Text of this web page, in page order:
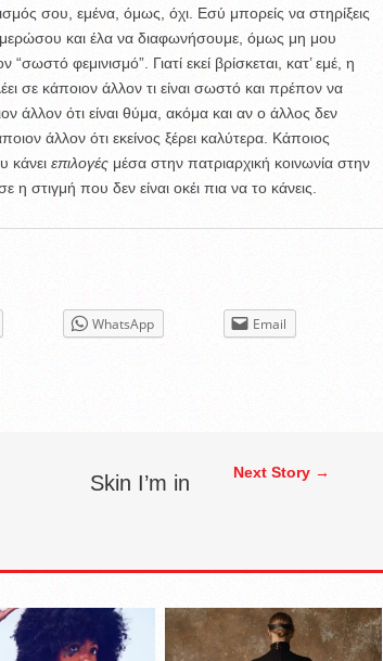
σου, εμένα, όμως, όχι. Εσύ μπορείς να στηρίξεις
και έλα να διαφωνήσουμε, όμως μη μου
φεμινισμό”. Γιατί εκεί βρίσκεται, κατ’ εμέ, η
σε κάποιον άλλον τι είναι σωστό και πρέπον να
άλλον ότι είναι θύμα, ακόμα και αν ο άλλος δεν
άλλον ότι εκείνος ξέρει καλύτερα. Κάποιος
κάνει επιλογέςμέσα στην πατριαρχική κοινωνία στην
στιγμή που δεν είναι οκέι πια να το κάνεις.
WhatsApp Email
Next Story →
Skin I’m in